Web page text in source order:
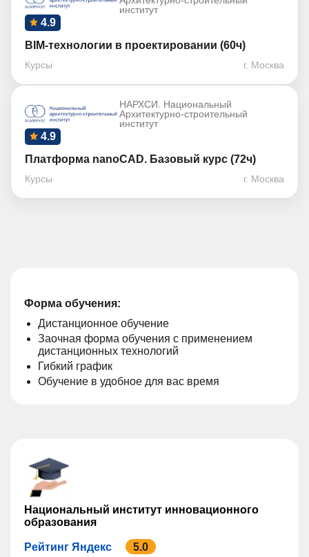
институт
4.9
BIM-технологии в проектировании (60ч)
Курсы г. Москва
НАРХСИ. Национальный
Архитектурно-строительный
институт
4.9
Платформа nanoCAD. Базовый курс (72ч)
Курсы г. Москва
Форма обучения:
Дистанционное обучение
Заочная форма обучения с применением
дистанционных технологий
Гибкий график
Обучение в удобное для вас время
Национальный институт инновационного
образования
Рейтинг Яндекс 5.0